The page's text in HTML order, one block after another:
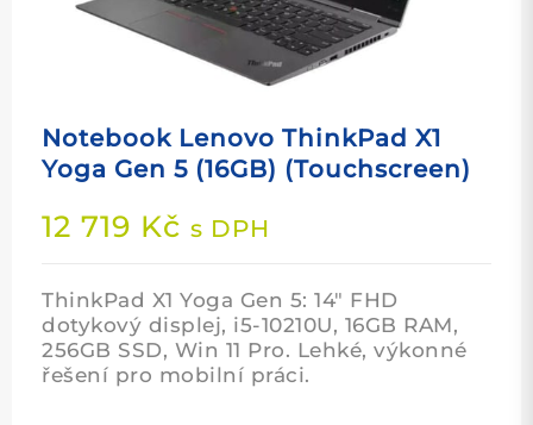
Notebook Lenovo ThinkPad X1
Yoga Gen 5 (16GB) (Touchscreen)
12 719 Kč s DPH
ThinkPad X1 Yoga Gen 5: 14″ FHD
dotykový displej, i5-10210U, 16GB RAM,
256GB SSD, Win 11 Pro. Lehké, výkonné
řešení pro mobilní práci.